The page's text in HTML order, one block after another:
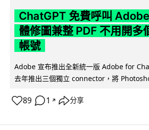
ChatGPT 免費呼叫
體修圖兼整 PDF 不用開多
帳號
Adobe 宣布推出全新統一版 Adobe for
去年推出三個獨立 connector，將
89 1 ↗ 分享